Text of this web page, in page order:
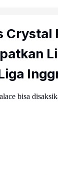
Crystal
bisa